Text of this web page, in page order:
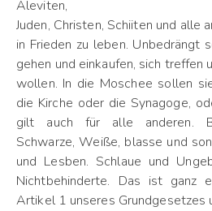
Aleviten,
Juden, Christen, Schiiten und alle
in Frieden zu leben. Unbedrängt
gehen und einkaufen, sich treffen
wollen. In die Moschee sollen
die Kirche oder die Synagoge,
gilt auch für alle anderen.
Schwarze, Weiße, blasse und
und Lesben. Schlaue und
Nichtbehinderte. Das ist ganz
Artikel 1 unseres Grundgesetzes